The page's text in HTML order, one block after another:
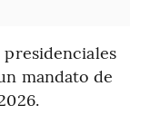
presidenciales
mandato de